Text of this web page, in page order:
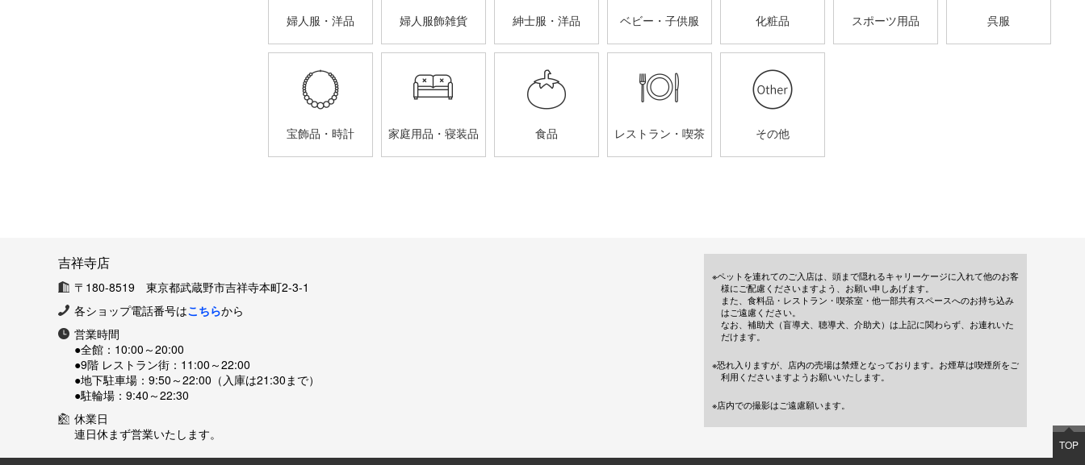
婦人服・洋品 婦人服飾雑貨 紳士服・洋品 ベビー・子供服 化粧品 スポーツ用品 呉服
宝飾品・時計 家庭用品・寝装品 食品 レストラン・喫茶 その他
吉祥寺店
〒180-8519 東京都武蔵野市吉祥寺本町2-3-1
各ショップ電話番号はこちらから
営業時間
●全館： 10:00～20:00
●9階 レストラン街： 11:00～22:00
●地下駐車場： 9:50～22:00（入庫は21:30まで）
●駐輪場： 9:40～22:30
休業日
連日休まず営業いたします。
※ペットを連れてのご入店は、頭まで隠れるキャリーケージに入れて他のお客
様にご配慮くださいますよう、お願い申しあげます。
また、食料品・レストラン・喫茶室・他一部共有スペースへのお持ち込み
はご遠慮ください。
なお、補助犬（盲導犬、聴導犬、介助犬）は上記に関わらず、お連れいた
だけます。
※恐れ入りますが、店内の売場は禁煙となっております。お煙草は喫煙所をご
利用くださいますようお願いいたします。
※店内での撮影はご遠慮願います。
TOP